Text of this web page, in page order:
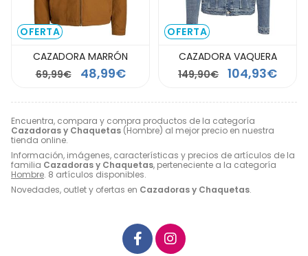
Encuentra, compara y compra productos de la categoría
Cazadoras y Chaquetas (Hombre) al mejor precio en nuestra
tienda online.
Información, imágenes, características y precios de artículos de la
familia Cazadoras y Chaquetas, perteneciente a la categoría
Hombre. 8 artículos disponibles.
Novedades, outlet y ofertas en Cazadoras y Chaquetas.
OFERTA
CAZADORA MARRÓN
69,99€
48,99€
OFERTA
CAZADORA VAQUERA
149,90€
104,93€